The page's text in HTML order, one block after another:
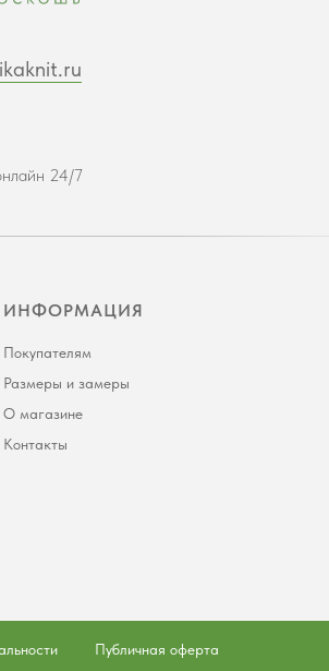
24/7
ИНФОРМАЦИЯ
Покупателям
Размеры и замеры
О магазине
Контакты
Публичная оферта